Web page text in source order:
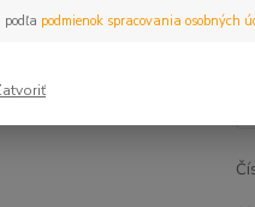
podľa podmienok spracovania osobných